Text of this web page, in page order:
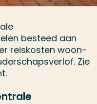
besteed aan
reiskosten woon-
Zie